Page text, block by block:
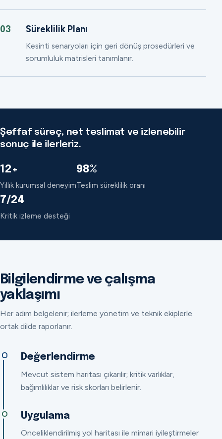
03 Süreklilik Planı
Kesinti senaryoları için geri dönüş prosedürleri ve
sorumluluk matrisleri tanımlanır.
Şeffaf süreç, net teslimat ve izlenebilir
sonuç ile ilerleriz.
12+
Yıllık kurumsal deneyim
98%
Teslim süreklilik oranı
7/24
Kritik izleme desteği
Bilgilendirme ve çalışma
yaklaşımı
Her adım belgelenir; ilerleme yönetim ve teknik ekiplerle
ortak dilde raporlanır.
Değerlendirme
Mevcut sistem haritası çıkarılır; kritik varlıklar,
bağımlılıklar ve risk skorları belirlenir.
Uygulama
Önceliklendirilmiş yol haritası ile mimari iyileştirmeler